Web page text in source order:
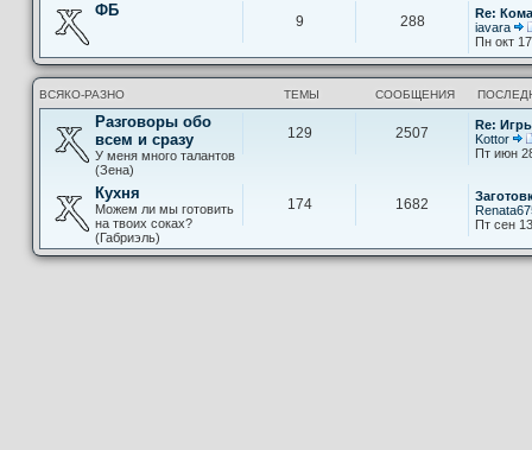
ФБ
9 288
Re:
iavara
Пн окт
ВСЯКО-РАЗНО ТЕМЫ СООБЩЕНИЯ
Разговоры обо
всем и сразу
У меня много талантов
(Зена)
129 2507
Re:
Kottor
Пт июн
Кухня
Можем ли мы готовить
на твоих соках?
(Габриэль)
174 1682
Пт сен